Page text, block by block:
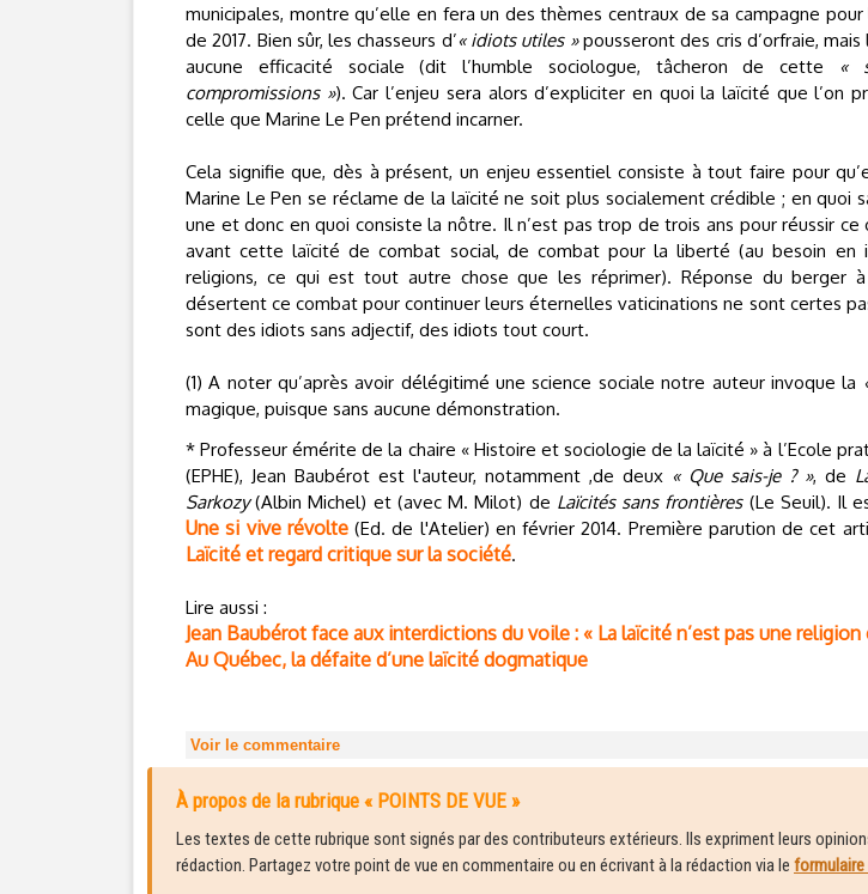
municipales, montre qu’elle en fera un des thèmes centraux de sa campagne
de 2017. Bien sûr, les chasseurs d’« idiots utiles »pousseront des cris d’orfraie, mais
aucune efficacité sociale (dit l’humble sociologue, tâcheron de cette
«
compromissions »). Car l’enjeu sera alors d’expliciter en quoi la laïcité que l’on
celle que Marine Le Pen prétend incarner.
Cela signifie que, dès à présent, un enjeu essentiel consiste à tout faire pour
Marine Le Pen se réclame de la laïcité ne soit plus socialement crédible ; en quoi
une et donc en quoi consiste la nôtre. Il n’est pas trop de trois ans pour réussir
avant cette laïcité de combat social, de combat pour la liberté (au besoin en
religions, ce qui est tout autre chose que les réprimer). Réponse du berger
désertent ce combat pour continuer leurs éternelles vaticinations ne sont certes
sont des idiots sans adjectif, des idiots tout court.
(1) A noter qu’après avoir délégitimé une science sociale notre auteur invoque la
magique, puisque sans aucune démonstration.
* Professeur émérite de la chaire « Histoire et sociologie de la laïcité » à l’Ecole
(EPHE), Jean Baubérot est l'auteur, notamment ,de deux « Que sais-je ? », de
Sarkozy(Albin Michel) et (avec M. Milot) de Laïcités sans frontières(Le Seuil). Il
Une si vive révolte(Ed. de l'Atelier) en février 2014. Première parution de cet
Laïcité et regard critique sur la société.
Lire aussi :
Jean Baubérot face aux interdictions du voile : « La laïcité n’est pas une religion
Au Québec, la défaite d’une laïcité dogmatique
Voir le commentaire
À propos de la rubrique « POINTS DE VUE »
Les textes de cette rubrique sont signés par des contributeurs extérieurs. Ils expriment leurs
rédaction. Partagez votre point de vue en commentaire ou en écrivant à la rédaction via le